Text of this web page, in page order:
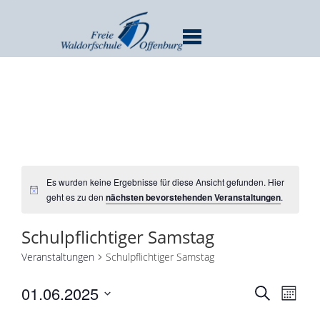
Es wurden keine Ergebnisse für diese Ansicht gefunden. Hier
geht es zu den nächsten bevorstehenden Veranstaltungen.
Schulpflichtiger Samstag
Veranstaltungen Schulpflichtiger Samstag
SUCHEMONAT
01.06.2025